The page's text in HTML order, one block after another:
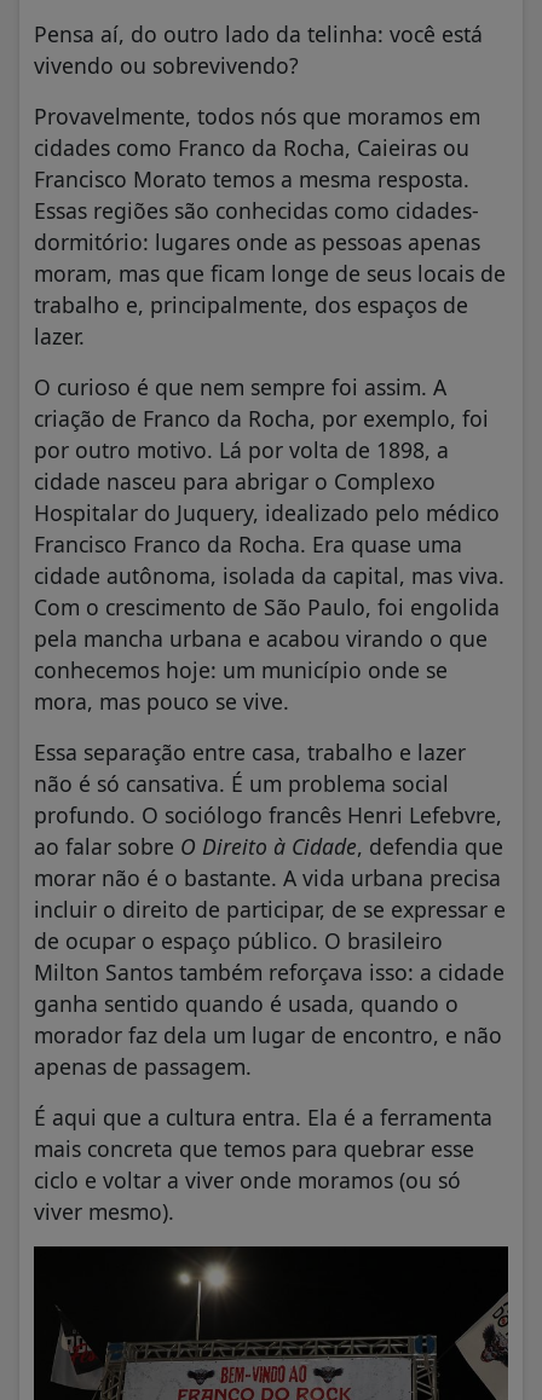
Pensa aí, do outro lado da telinha: você está
vivendo ou sobrevivendo?
Provavelmente, todos nós que moramos em
cidades como Franco da Rocha, Caieiras ou
Francisco Morato temos a mesma resposta.
Essas regiões são conhecidas como cidades-
dormitório: lugares onde as pessoas apenas
moram, mas que ficam longe de seus locais de
trabalho e, principalmente, dos espaços de
lazer.
O curioso é que nem sempre foi assim. A
criação de Franco da Rocha, por exemplo, foi
por outro motivo. Lá por volta de 1898, a
cidade nasceu para abrigar o Complexo
Hospitalar do Juquery, idealizado pelo médico
Francisco Franco da Rocha. Era quase uma
cidade autônoma, isolada da capital, mas viva.
Com o crescimento de São Paulo, foi engolida
pela mancha urbana e acabou virando o que
conhecemos hoje: um município onde se
mora, mas pouco se vive.
Essa separação entre casa, trabalho e lazer
não é só cansativa. É um problema social
profundo. O sociólogo francês Henri Lefebvre,
ao falar sobre O Direito à Cidade, defendia que
morar não é o bastante. A vida urbana precisa
incluir o direito de participar, de se expressar e
de ocupar o espaço público. O brasileiro
Milton Santos também reforçava isso: a cidade
ganha sentido quando é usada, quando o
morador faz dela um lugar de encontro, e não
apenas de passagem.
É aqui que a cultura entra. Ela é a ferramenta
mais concreta que temos para quebrar esse
ciclo e voltar a viver onde moramos (ou só
viver mesmo).